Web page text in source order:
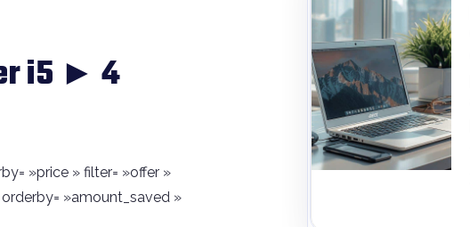
i5 ► 4
»price » filter= »offer »
»amount_saved »